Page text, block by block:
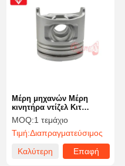
Μέρη μηχανών Μέρη
κινητήρα ντίζελ Κιτ
έμβολο ME202828 Για
κινητήρα 4M40
MOQ:1 τεμάχιο
Τιμή:Διαπραγματεύσιμος
Καλύτερη
Επαφή